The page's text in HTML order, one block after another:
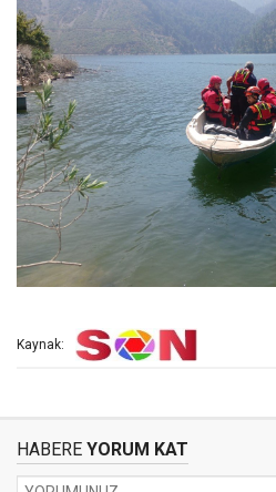
Kaynak:
HABERE YORUM KAT